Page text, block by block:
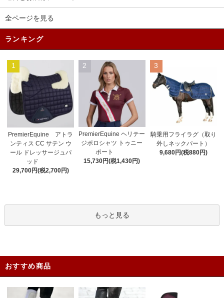
全ページを見る
ランキング
1
PremierEquine アトラ
ンティス CC サテン ウ
ール ドレッサージュパ
ッド
29,700円(税2,700円)
2
PremierEquine ヘリテー
ジポロシャツ トゥニー
ポート
15,730円(税1,430円)
3
騎乗用フライラグ（取り
外しネックパート）
9,680円(税880円)
もっと見る
おすすめ商品